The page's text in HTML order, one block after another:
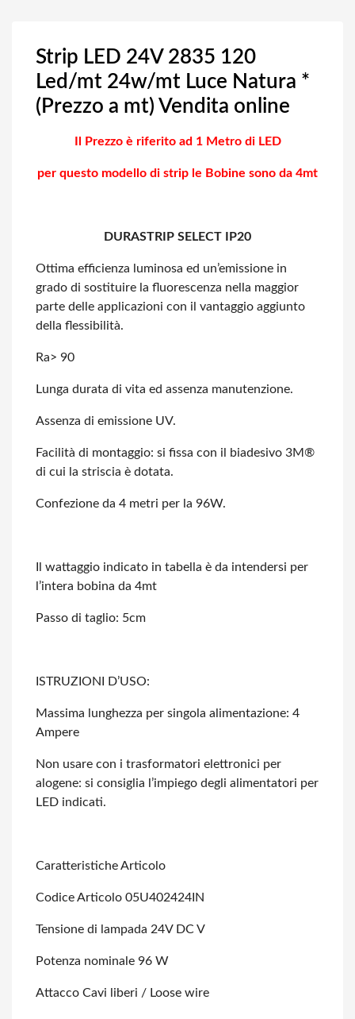
Strip LED 24V 2835 120
Led/mt 24w/mt Luce Natura *
(Prezzo a mt) Vendita online
Il Prezzo è riferito ad 1 Metro di LED
per questo modello di strip le Bobine sono da 4mt
DURASTRIP SELECT IP20
Ottima efficienza luminosa ed un’emissione in
grado di sostituire la fluorescenza nella maggior
parte delle applicazioni con il vantaggio aggiunto
della flessibilità.
Ra> 90
Lunga durata di vita ed assenza manutenzione.
Assenza di emissione UV.
Facilità di montaggio: si fissa con il biadesivo 3M®
di cui la striscia è dotata.
Confezione da 4 metri per la 96W.
Il wattaggio indicato in tabella è da intendersi per
l’intera bobina da 4mt
Passo di taglio: 5cm
ISTRUZIONI D’USO:
Massima lunghezza per singola alimentazione: 4
Ampere
Non usare con i trasformatori elettronici per
alogene: si consiglia l’impiego degli alimentatori per
LED indicati.
Caratteristiche Articolo
Codice Articolo 05U402424IN
Tensione di lampada 24V DC V
Potenza nominale 96 W
Attacco Cavi liberi / Loose wire